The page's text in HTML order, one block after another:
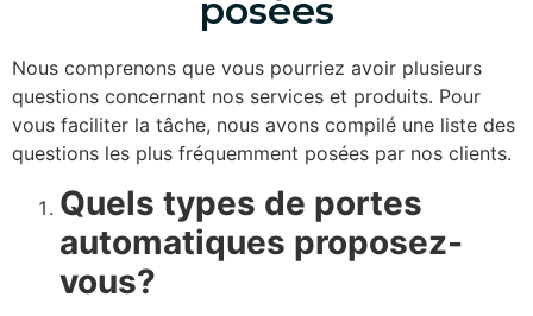
posées
Nous comprenons que vous pourriez avoir plusieurs
questions concernant nos services et produits. Pour
vous faciliter la tâche, nous avons compilé une liste des
questions les plus fréquemment posées par nos clients.
Quels types de portes
automatiques proposez-
vous?